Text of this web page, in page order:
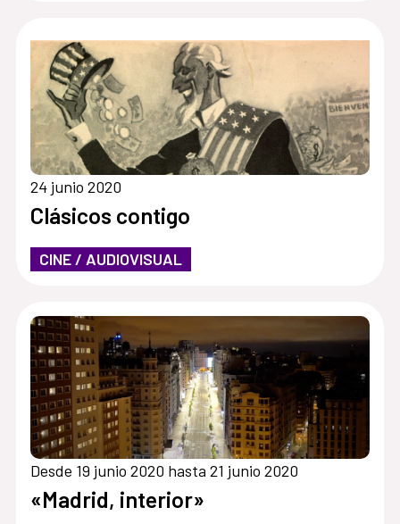
24 junio 2020
Clásicos contigo
CINE / AUDIOVISUAL
Desde 19 junio 2020 hasta 21 junio 2020
«Madrid, interior»